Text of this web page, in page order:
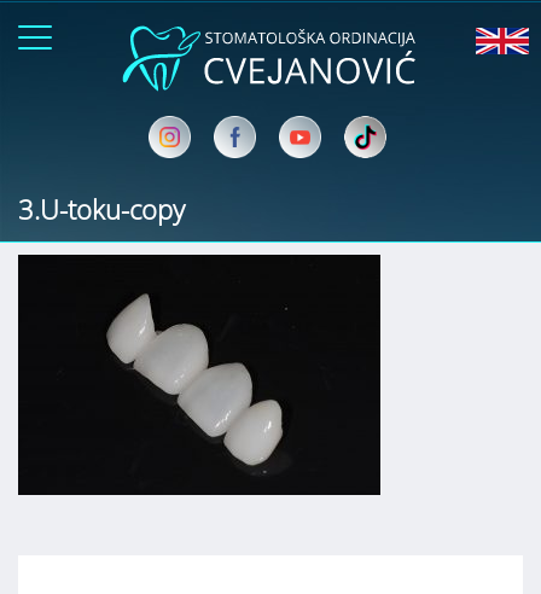
3.U-toku-copy